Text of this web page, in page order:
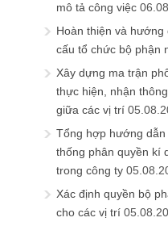
mô tả công việc
Hoàn thiện và hướng
cấu tổ chức bộ phận
Xây dựng ma trận
thực hiện, nhận
giữa các vị trí
Tổng hợp hướng dẫn
thống phân quyền kí
trong công ty
Xác định quyền bộ
cho các vị trí